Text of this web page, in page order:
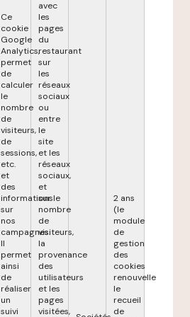
Ce
cookie
Google
Analytics,
permet
de
calculer
le
nombre
de
visiteurs,
de
sessions,
etc.
et
des
informations
sur
nos
campagnes.
Il
permet
ainsi
de
réaliser
un
suivi
avec
les
pages
du
restaurant
sur
les
réseaux
sociaux
ou
entre
le
site
et les
réseaux
sociaux,
et
sur le
nombre
de
visiteurs,
la
provenance
des
utilisateurs
et les
pages
visitées,
2 ans
(le
module
de
gestion
des
cookies
renouvelle
le
recueil
de